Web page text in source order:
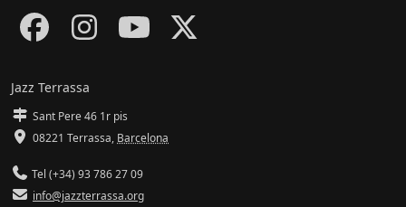
Jazz Terrassa
Sant Pere 46 1r pis
08221 Terrassa, Barcelona
Tel (+34) 93 786 27 09
info@jazzterrassa.org